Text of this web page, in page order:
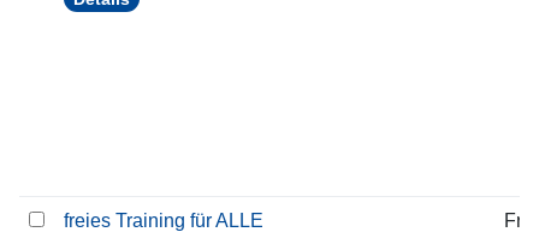
freies Training für ALLE